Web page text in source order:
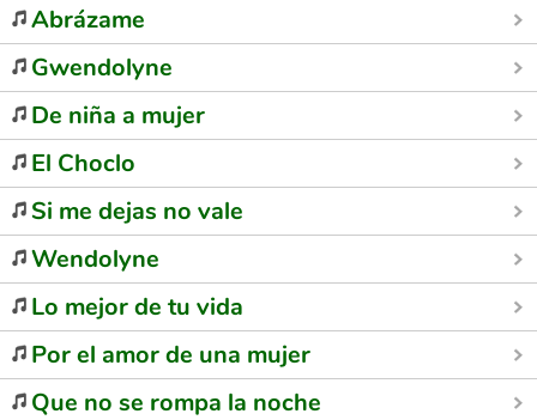
Abrázame
Gwendolyne
De niña a mujer
El Choclo
Si me dejas no vale
Wendolyne
Lo mejor de tu vida
Por el amor de una mujer
Que no se rompa la noche